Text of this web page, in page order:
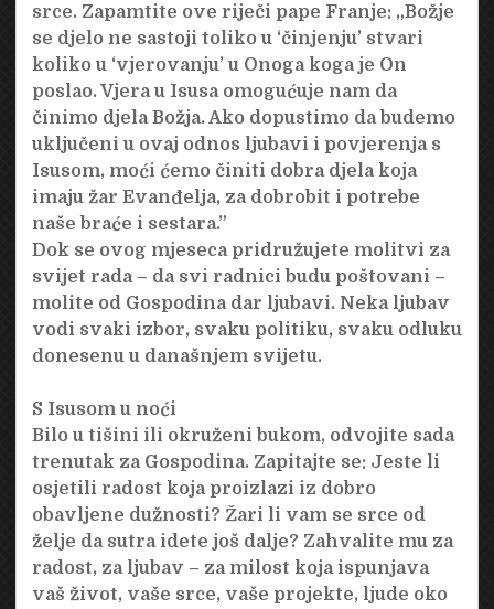
srce. Zapamtite ove riječi pape Franje: „Božje
se djelo ne sastoji toliko u ‘činjenju’ stvari
koliko u ‘vjerovanju’ u Onoga koga je On
poslao. Vjera u Isusa omogućuje nam da
činimo djela Božja. Ako dopustimo da budemo
uključeni u ovaj odnos ljubavi i povjerenja s
Isusom, moći ćemo činiti dobra djela koja
imaju žar Evanđelja, za dobrobit i potrebe
naše braće i sestara.”
Dok se ovog mjeseca pridružujete molitvi za
svijet rada – da svi radnici budu poštovani –
molite od Gospodina dar ljubavi. Neka ljubav
vodi svaki izbor, svaku politiku, svaku odluku
donesenu u današnjem svijetu.
S Isusom u noći
Bilo u tišini ili okruženi bukom, odvojite sada
trenutak za Gospodina. Zapitajte se: Jeste li
osjetili radost koja proizlazi iz dobro
obavljene dužnosti? Žari li vam se srce od
želje da sutra idete još dalje? Zahvalite mu za
radost, za ljubav – za milost koja ispunjava
vaš život, vaše srce, vaše projekte, ljude oko